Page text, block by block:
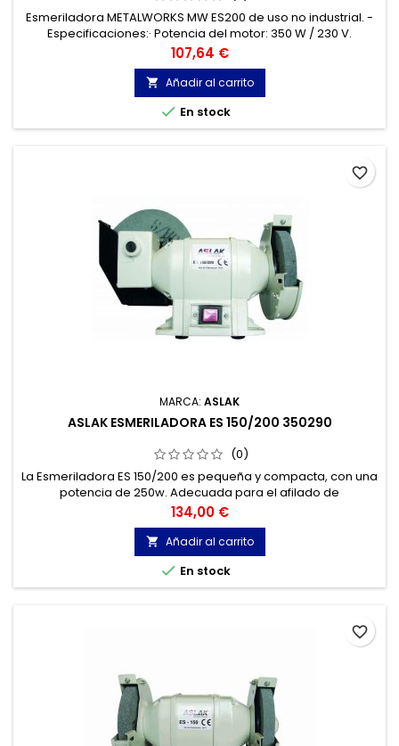
Esmeriladora METALWORKS MW ES200 de uso no industrial. -
Especificaciones:· Potencia del motor: 350 W / 230 V.
Precio
107,64 €
 Añadir al carrito
 En stock
MARCA: ASLAK
ASLAK ESMERILADORA ES 150/200 350290
(0)
La Esmeriladora ES 150/200 es pequeña y compacta, con una
potencia de 250w. Adecuada para el afilado de
herramientas y para quitar la rebaba de piezas pequeñas
Precio
134,00 €
 Añadir al carrito
 En stock
favorite_border
favorite_border